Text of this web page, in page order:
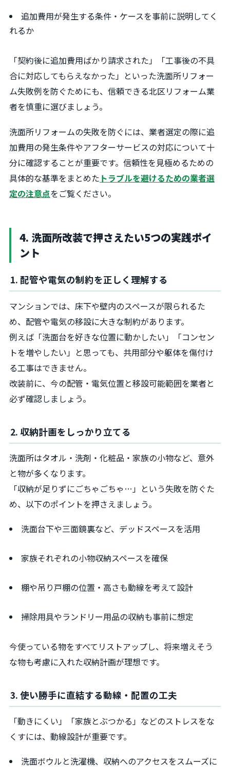
追加費用が発生する条件・ケースを事前に説明してく
れるか
「契約後に追加費用ばかり請求された」「工事後の不具
合に対応してもらえなかった」といった洗面所リフォー
ム失敗例を防ぐためにも、信頼できる北区リフォーム業
者を慎重に選びましょう。
洗面所リフォームの失敗を防ぐには、業者選定の際に追
加費用の発生条件やアフターサービスの対応について十
分に確認することが重要です。信頼性を見極めるための
具体的な基準をまとめた トラブルを避けるための業者選
定の注意点をご覧ください。
4. 洗面所改装で押さえたい5つの実践ポイ
ント
1. 配管や電気の制約を正しく理解する
マンションでは、床下や壁内のスペースが限られるた
め、配管や電気の移設に大きな制約があります。
例えば「洗面台を好きな位置に動かしたい」「コンセン
トを増やしたい」と思っても、共用部分や躯体を傷付け
る工事はできません。
改装前に、今の配管・電気位置と移設可能範囲を業者と
必ず確認しましょう。
2. 収納計画をしっかり立てる
洗面所はタオル・洗剤・化粧品・家族の小物など、意外
と物が多くなります。
「収納が足りずにごちゃごちゃ…」という失敗を防ぐた
め、以下のポイントを押さえましょう。
洗面台下や三面鏡裏など、デッドスペースを活用
家族それぞれの小物収納スペースを確保
棚や吊り戸棚の位置・高さも動線を考えて設計
掃除用具やランドリー用品の収納も事前に想定
今使っている物をすべてリストアップし、将来増えそう
な物も考慮に入れた収納計画が理想です。
3. 使い勝手に直結する動線・配置の工夫
「動きにくい」「家族とぶつかる」などのストレスをな
くすには、動線設計が重要です。
洗面ボウルと洗濯機、収納へのアクセスをスムーズに